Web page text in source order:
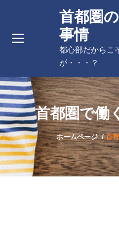
ス
キ
ッ
プ
首都圏
事情
都心部だからこ
が・・・？
首都圏で働
ホームページ/首